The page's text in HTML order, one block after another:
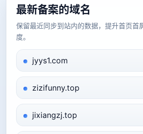
最新备案的域名
保留最近同步到站内的数据，提升首页首
度。
jyys1.com
zizifunny.top
jixiangzj.top